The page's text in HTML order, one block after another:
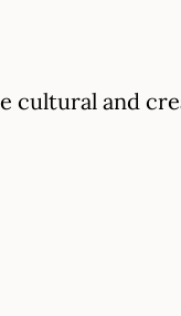
cultural and